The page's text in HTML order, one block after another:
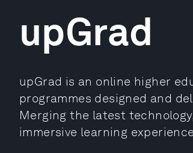
upGrad
upGrad is an online higher
programmes designed and
Merging the latest
immersive learning